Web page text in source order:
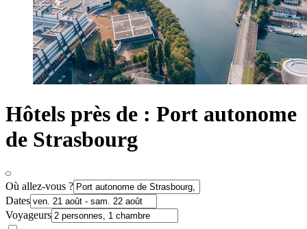
Hôtels près de : Port autonome
de Strasbourg
Où allez-vous ?
Dates
Voyageurs